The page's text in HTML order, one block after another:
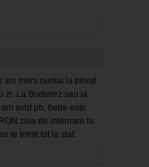
am mers numai la privat
zi. La Budimez sau la
avut pb, bebe este
ziua de internare la
te trimit tot la stat.